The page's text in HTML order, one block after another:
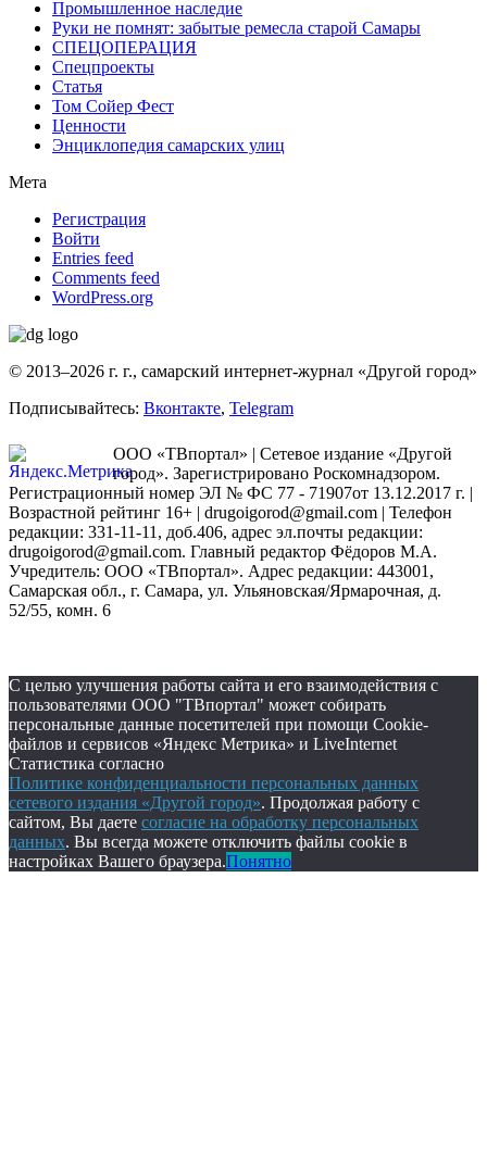
Промышленное наследие
Руки не помнят: забытые ремесла старой Самары
СПЕЦОПЕРАЦИЯ
Спецпроекты
Статья
Том Сойер Фест
Ценности
Энциклопедия самарских улиц
Мета
Регистрация
Войти
Entries feed
Comments feed
WordPress.org
© 2013–2026 г. г., самарский интернет-журнал «Другой город»
Подписывайтесь: Вконтакте, Telegram
ООО «ТВпортал» | Сетевое издание «Другой
город». Зарегистрировано Роскомнадзором.
Регистрационный номер ЭЛ № ФС 77 - 71907от 13.12.2017 г. |
Возрастной рейтинг 16+ | drugoigorod@gmail.com | Телефон
редакции: 331-11-11, доб.406, адрес эл.почты редакции:
drugoigorod@gmail.com. Главный редактор Фёдоров М.А.
Учредитель: ООО «ТВпортал». Адрес редакции: 443001,
Самарская обл., г. Самара, ул. Ульяновская/Ярмарочная, д.
52/55, комн. 6
С целью улучшения работы сайта и его взаимодействия с
пользователями ООО "ТВпортал" может собирать
персональные данные посетителей при помощи Cookie-
файлов и сервисов «Яндекс Метрика» и LiveInternet
Статистика согласно
Политике конфиденциальности персональных данных
сетевого издания «Другой город». Продолжая работу с
сайтом, Вы даете согласие на обработку персональных
данных. Вы всегда можете отключить файлы cookie в
настройках Вашего браузера.Понятно